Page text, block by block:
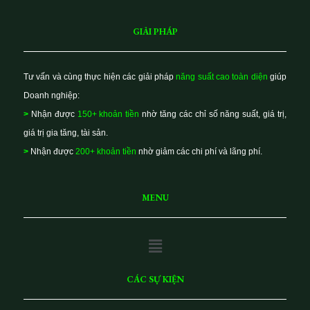
GIẢI PHÁP
Tư vấn và cùng thực hiện các giải pháp năng suất cao toàn diện giúp
Doanh nghiệp:
> Nhận được 150+ khoản tiền nhờ tăng các chỉ số năng suất, giá trị,
giá trị gia tăng, tài sản.
> Nhận được 200+ khoản tiền nhờ giảm các chi phí và lãng phí.
MENU
Main
Menu
CÁC SỰ KIỆN